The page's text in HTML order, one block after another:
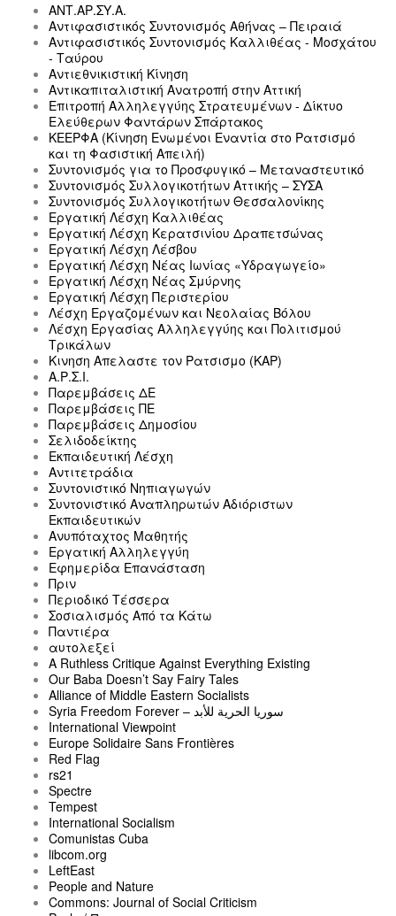
ΑΝΤ.ΑΡ.ΣΥ.Α.
Αντιφασιστικός Συντονισμός Αθήνας – Πειραιά
Αντιφασιστικός Συντονισμός Καλλιθέας - Μοσχάτου
- Ταύρου
Αντιεθνικιστική Κίνηση
Αντικαπιταλιστική Ανατροπή στην Αττική
Επιτροπή Αλληλεγγύης Στρατευμένων - Δίκτυο
Ελεύθερων Φαντάρων Σπάρτακος
ΚΕΕΡΦΑ (Κίνηση Ενωμένοι Εναντία στο Ρατσισμό
και τη Φασιστική Απειλή)
Συντονισμός για το Προσφυγικό – Μεταναστευτικό
Συντονισμός Συλλογικοτήτων Αττικής – ΣΥΣΑ
Συντονισμός Συλλογικοτήτων Θεσσαλονίκης
Εργατική Λέσχη Καλλιθέας
Εργατική Λέσχη Κερατσινίου Δραπετσώνας
Εργατική Λέσχη Λέσβου
Εργατική Λέσχη Νέας Ιωνίας «Υδραγωγείο»
Εργατική Λέσχη Νέας Σμύρνης
Εργατική Λέσχη Περιστερίου
Λέσχη Εργαζομένων και Νεολαίας Βόλου
Λέσχη Εργασίας Αλληλεγγύης και Πολιτισμού
Τρικάλων
Κινηση Απελαστε τον Ρατσισμο (ΚΑΡ)
Α.Ρ.Σ.Ι.
Παρεμβάσεις ΔΕ
Παρεμβάσεις ΠΕ
Παρεμβάσεις Δημοσίου
Σελιδοδείκτης
Εκπαιδευτική Λέσχη
Αντιτετράδια
Συντονιστικό Νηπιαγωγών
Συντονιστικό Αναπληρωτών Αδιόριστων
Εκπαιδευτικών
Ανυπόταχτος Μαθητής
Εργατική Αλληλεγγύη
Εφημερίδα Επανάσταση
Πριν
Περιοδικό Τέσσερα
Σοσιαλισμός Από τα Κάτω
Παντιέρα
αυτολεξεί
A Ruthless Critique Against Everything Existing
Our Baba Doesn’t Say Fairy Tales
Alliance of Middle Eastern Socialists
Syria Freedom Forever – سوريا الحرية للأبد
International Viewpoint
Europe Solidaire Sans Frontières
Red Flag
rs21
Spectre
Tempest
International Socialism
Comunistas Cuba
libcom.org
LeftEast
People and Nature
Commons: Journal of Social Criticism